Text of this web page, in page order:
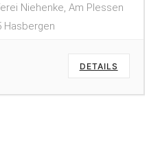
Niehenke, Am Plessen
Hasbergen
DETAILS